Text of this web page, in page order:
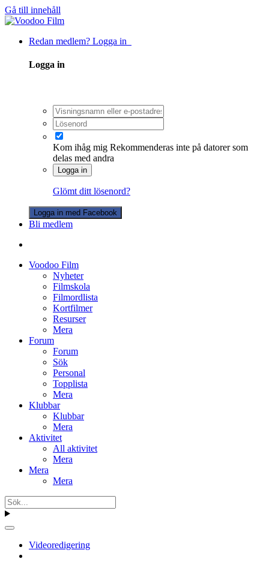
Gå till innehåll
Redan medlem? Logga in
Logga in
Kom ihåg mig Rekommenderas inte på datorer som
delas med andra
Logga in
Glömt ditt lösenord?
Logga in med Facebook
Bli medlem
Voodoo Film
Nyheter
Filmskola
Filmordlista
Kortfilmer
Resurser
Mera
Forum
Forum
Sök
Personal
Topplista
Mera
Klubbar
Klubbar
Mera
Aktivitet
All aktivitet
Mera
Mera
Mera
Videoredigering